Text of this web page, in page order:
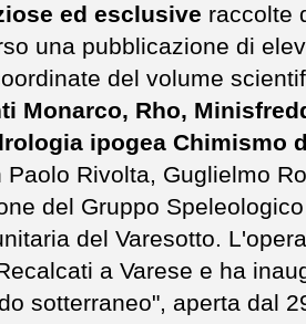
ed esclusive raccolte
una pubblicazione di
del volume
Monarco, Rho,
ipogea Chimismo
Paolo Rivolta, Guglielmo
del Gruppo
del Varesotto.
a Varese e ha
sotterraneo", aperta dal